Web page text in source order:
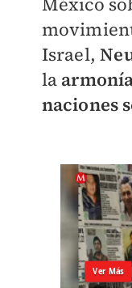
Israel,
la
naciones